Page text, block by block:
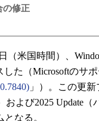
の修正
（米国時間）、
した（Microsoftのサポ
」）。この更新
および2025 Update
なる。